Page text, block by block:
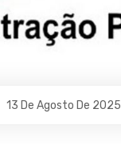
13 De Agosto De 2025